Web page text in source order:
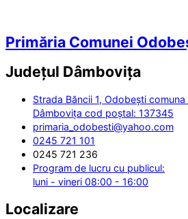
Primăria Comunei
Județul Dâmbovița
Strada Băncii 1, Odobești
Dâmbovița cod poștal: 137345
primaria_odobesti@yahoo.com
0245 721 101
0245 721 236
Program de lucru cu publicul:
luni - vineri 08:00 - 16:00
Localizare